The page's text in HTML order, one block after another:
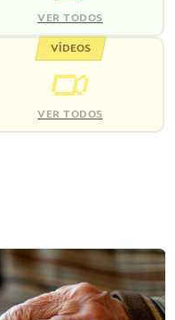
VER TODOS
VÍDEOS
VER TODOS